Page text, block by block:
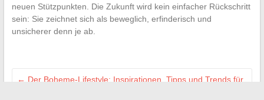
neuen Stützpunkten. Die Zukunft wird kein einfacher Rückschritt
sein: Sie zeichnet sich als beweglich, erfinderisch und
unsicherer denn je ab.
← Der Boheme-Lifestyle: Inspirationen, Tipps und Trends für